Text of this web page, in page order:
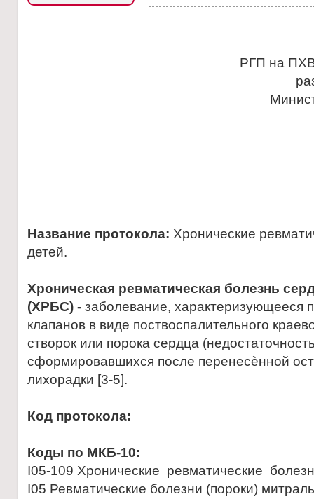
РГП на ПХВ
Название протокола: Хронические
детей.
Хроническая ревматическая болезнь
(ХРБС) - заболевание, характеризующееся
клапанов в виде поствоспалительного
створок или порока сердца
сформировавшихся после перенесѐнной
лихорадки [3-5].
Код протокола:
Коды по МКБ-10:
I05-109 Хронические ревматические
I05 Ревматические болезни (пороки)